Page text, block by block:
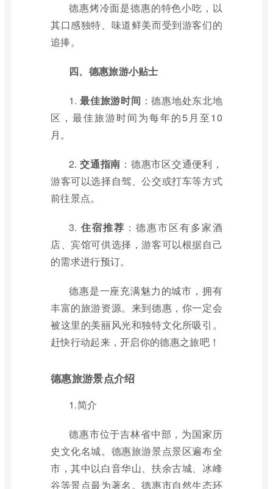
德惠烤冷面是德惠的特色小吃，以
其口感独特、味道鲜美而受到游客们的
追捧。
四、德惠旅游小贴士
1.最佳旅游时间 ：德惠地处东北地
区，最佳旅游时间为每年的5月至10
月。
2.交通指南 ：德惠市区交通便利，
游客可以选择自驾、公交或打车等方式
前往景点。
3. 住宿推荐 ：德惠市区有多家酒
店、宾馆可供选择，游客可以根据自己
的需求进行预订。
德惠是一座充满魅力的城市，拥有
丰富的旅游资源。来到德惠，你一定会
被这里的美丽风光和独特文化所吸引。
赶快行动起来，开启你的德惠之旅吧！
德惠旅游景点介绍
1.简介
德惠市位于吉林省中部，为国家历
史文化名城。德惠旅游景点景区遍布全
市，其中以白音华山、扶余古城、冰峰
谷等景点最为著名。德惠市自然生态环